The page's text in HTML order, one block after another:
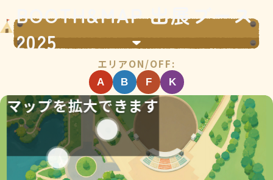
BOOTH&MAP 出展ブース
2025
エリアON/OFF:
A B F K
マップを拡大できます